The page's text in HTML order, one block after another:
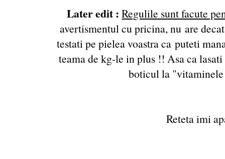
Later edit : Regulile sunt facute
avertismentul cu pricina, nu are
testati pe pielea voastra ca puteti
teama de kg-le in plus !! Asa ca
boticul la
Reteta imi